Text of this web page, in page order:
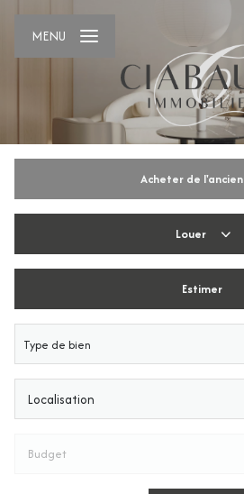
MENU
Acheter de l'ancien
De l'immo pro
Louer
Estimer
Type de bien
Localisation
Budget